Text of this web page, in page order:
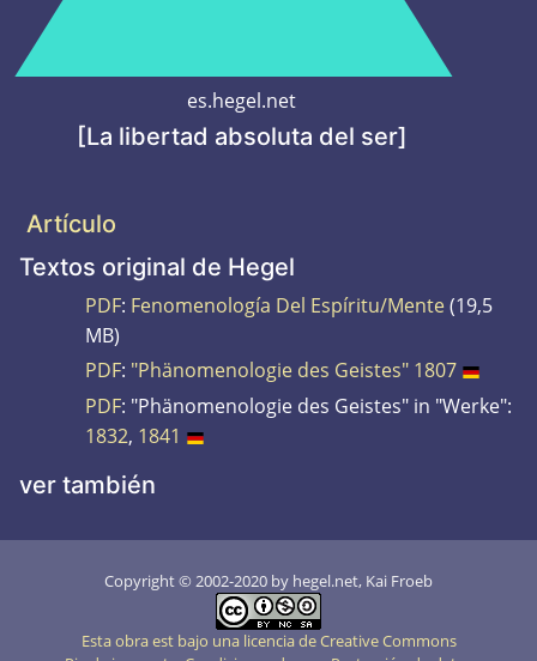
es.hegel.net
[La libertad absoluta del ser]
Artículo
Textos original de Hegel
PDF: Fenomenología Del Espíritu/Mente(19,5
MB)
PDF: "Phänomenologie des Geistes" 1807
PDF: "Phänomenologie des Geistes" in "Werke":
1832, 1841
ver también
Copyright © 2002-2020 by hegel.net, Kai Froeb
Esta obra est bajo una licencia de Creative Commons